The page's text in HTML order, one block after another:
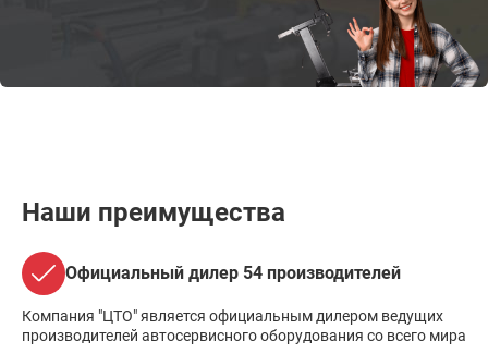
Наши преимущества
Официальный дилер 54 производителей
Компания "ЦТО" является официальным дилером ведущих
производителей автосервисного оборудования со всего мира